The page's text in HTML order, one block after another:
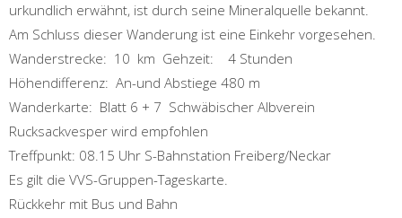
urkundlich erwähnt, ist durch seine Mineralquelle bekannt.
Am Schluss dieser Wanderung ist eine Einkehr vorgesehen.
Wanderstrecke: 10 km Gehzeit: 4 Stunden
Höhendifferenz: An-und Abstiege 480 m
Wanderkarte: Blatt 6 + 7 Schwäbischer Albverein
Rucksackvesper wird empfohlen
Treffpunkt: 08.15 Uhr S-Bahnstation Freiberg/Neckar
Es gilt die VVS-Gruppen-Tageskarte.
Rückkehr mit Bus und Bahn